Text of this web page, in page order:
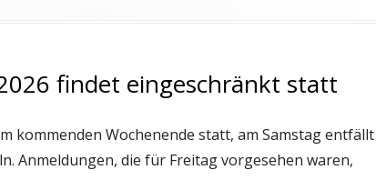
findet eingeschränkt statt
kommenden Wochenende statt, am Samstag entfällt
Anmeldungen, die für Freitag vorgesehen waren,